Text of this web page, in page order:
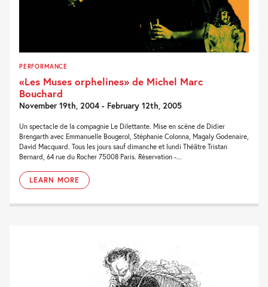
PERFORMANCE
«Les Muses orphelines» de Michel Marc
Bouchard
November 19th, 2004 - February 12th, 2005
Un spectacle de la compagnie Le Dilettante. Mise en scène de Didier
Brengarth avec Emmanuelle Bougerol, Stéphanie Colonna, Magaly Godenaire,
David Macquard. Tous les jours sauf dimanche et lundi Théâtre Tristan
Bernard, 64 rue du Rocher 75008 Paris. Réservation -...
LEARN MORE